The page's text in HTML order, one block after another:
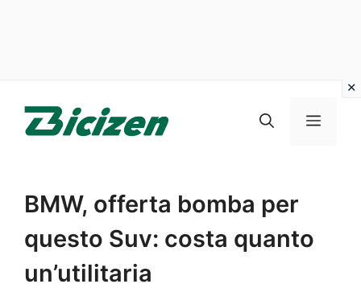
Menu
BMW, offerta bomba per
questo Suv: costa quanto
un’utilitaria